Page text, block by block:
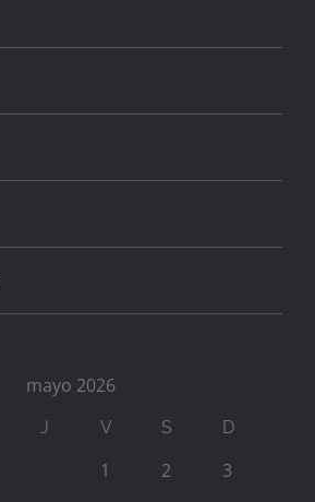
mayo 2026
J V S D
1 2
3